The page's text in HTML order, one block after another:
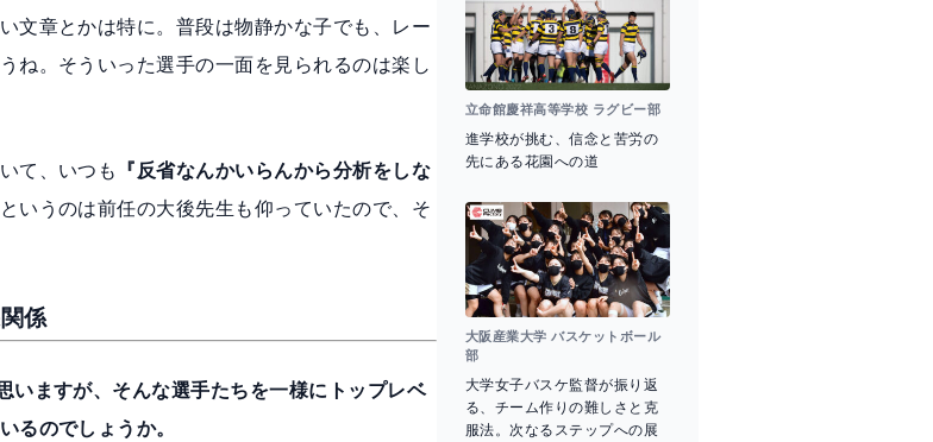
文章とかは特に。普段は物静かな子でも、レー
ね。そういった選手の一面を見られるのは楽し
て、いつも
『反省なんかいらんから分析をしな
いうのは前任の大後先生も仰っていたので、そ
係
いますが、そんな選手たちを一様にトップレベ
るのでしょうか。
立命館慶祥高等学校 ラグビー部
進学校が挑む、信念と苦労の
先にある花園への道
大阪産業大学 バスケットボール
部
大学女子バスケ監督が振り返
る、チーム作りの難しさと克
服法。次なるステップへの展